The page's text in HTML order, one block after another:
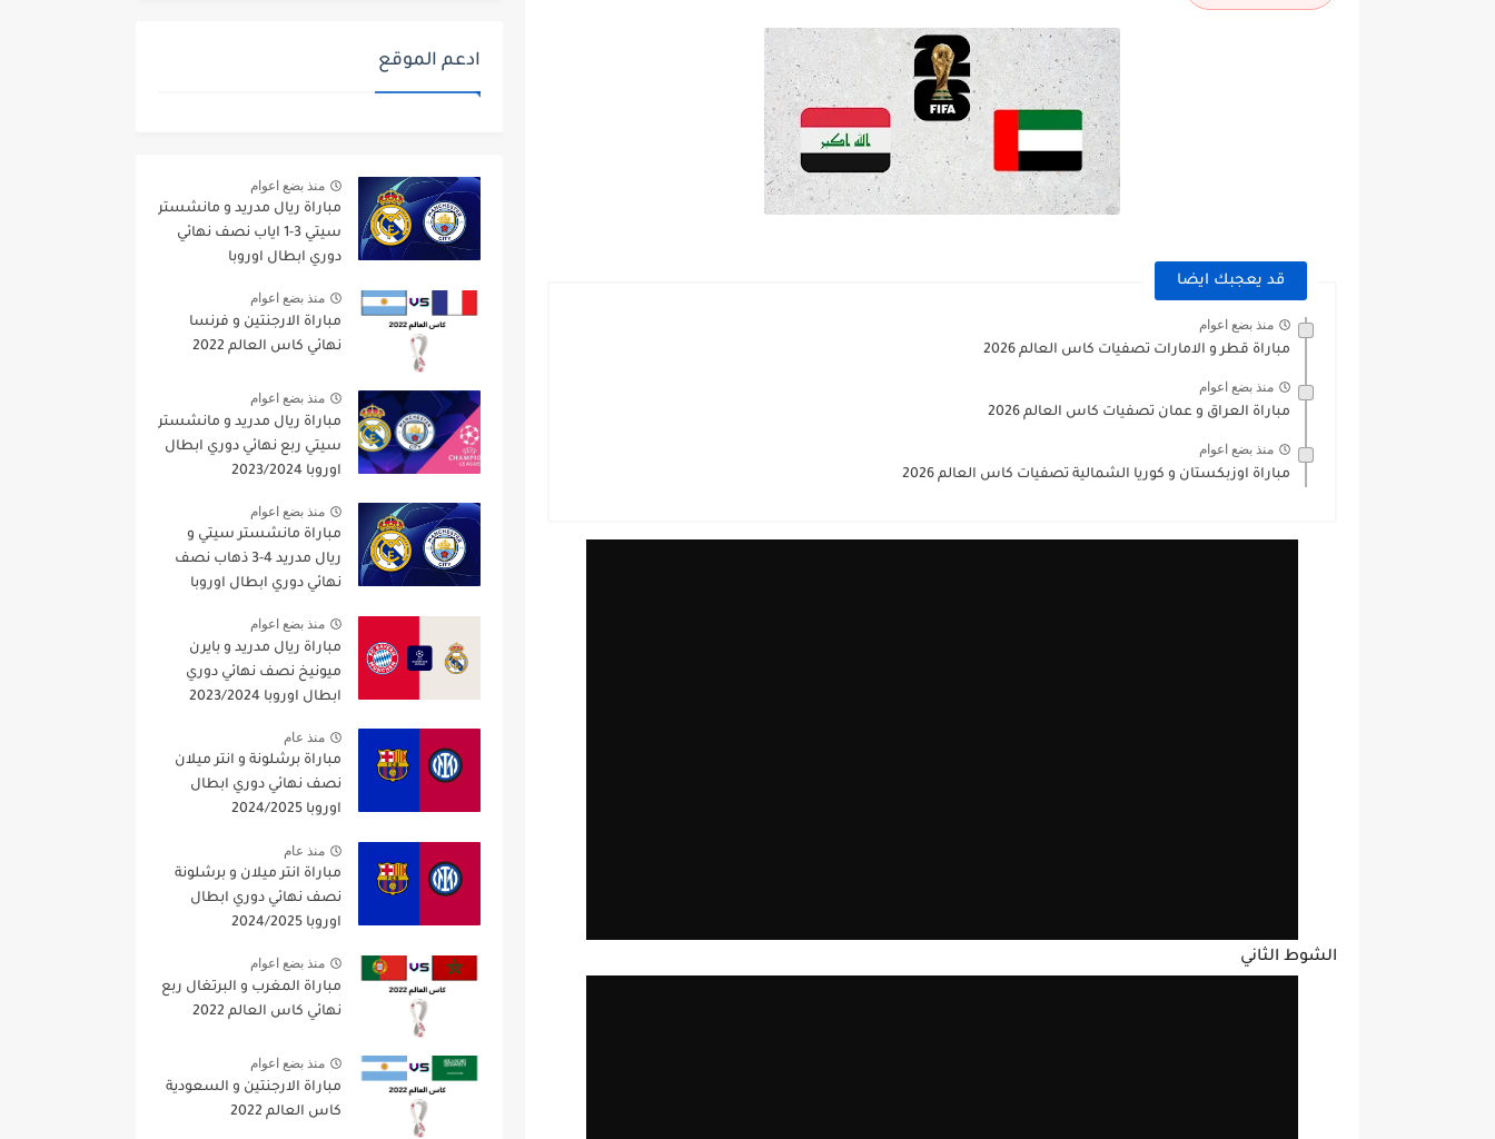
قد يعجبك ايضا
منذ بضع اعوام
مباراة قطر و الامارات تصفيات كاس العالم 2026
منذ بضع اعوام
مباراة العراق و عمان تصفيات كاس العالم 2026
منذ بضع اعوام
مباراة اوزبكستان و كوريا الشمالية تصفيات كاس العالم 2026
الشوط الثاني
ادعم الموقع
منذ بضع اعوام
مباراة ريال مدريد و مانشستر
سيتي 3-1 اياب نصف نهائي
دوري ابطال اوروبا
منذ بضع اعوام
مباراة الارجنتين و فرنسا
نهائي كاس العالم 2022
منذ بضع اعوام
مباراة ريال مدريد و مانشستر
سيتي ربع نهائي دوري ابطال
اوروبا 2023/2024
منذ بضع اعوام
مباراة مانشستر سيتي و
ريال مدريد 4-3 ذهاب نصف
نهائي دوري ابطال اوروبا
منذ بضع اعوام
مباراة ريال مدريد و بايرن
ميونيخ نصف نهائي دوري
ابطال اوروبا 2023/2024
منذ عام
مباراة برشلونة و انتر ميلان
نصف نهائي دوري ابطال
اوروبا 2024/2025
منذ عام
مباراة انتر ميلان و برشلونة
نصف نهائي دوري ابطال
اوروبا 2024/2025
منذ بضع اعوام
مباراة المغرب و البرتغال ربع
نهائي كاس العالم 2022
منذ بضع اعوام
مباراة الارجنتين و السعودية
كاس العالم 2022